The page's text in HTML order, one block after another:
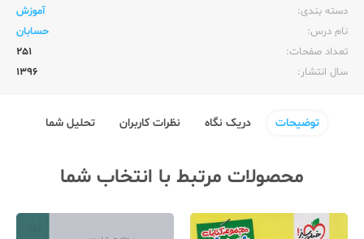
دسته بندی:
آموزش
نام درس:
حسابان
تعداد صفحات:‌
251
سال انتشار:‌
1396
توضیحات دریک نگاه نظرات کاربران تحلیل شما
محصولات مرتبط با انتخاب شما